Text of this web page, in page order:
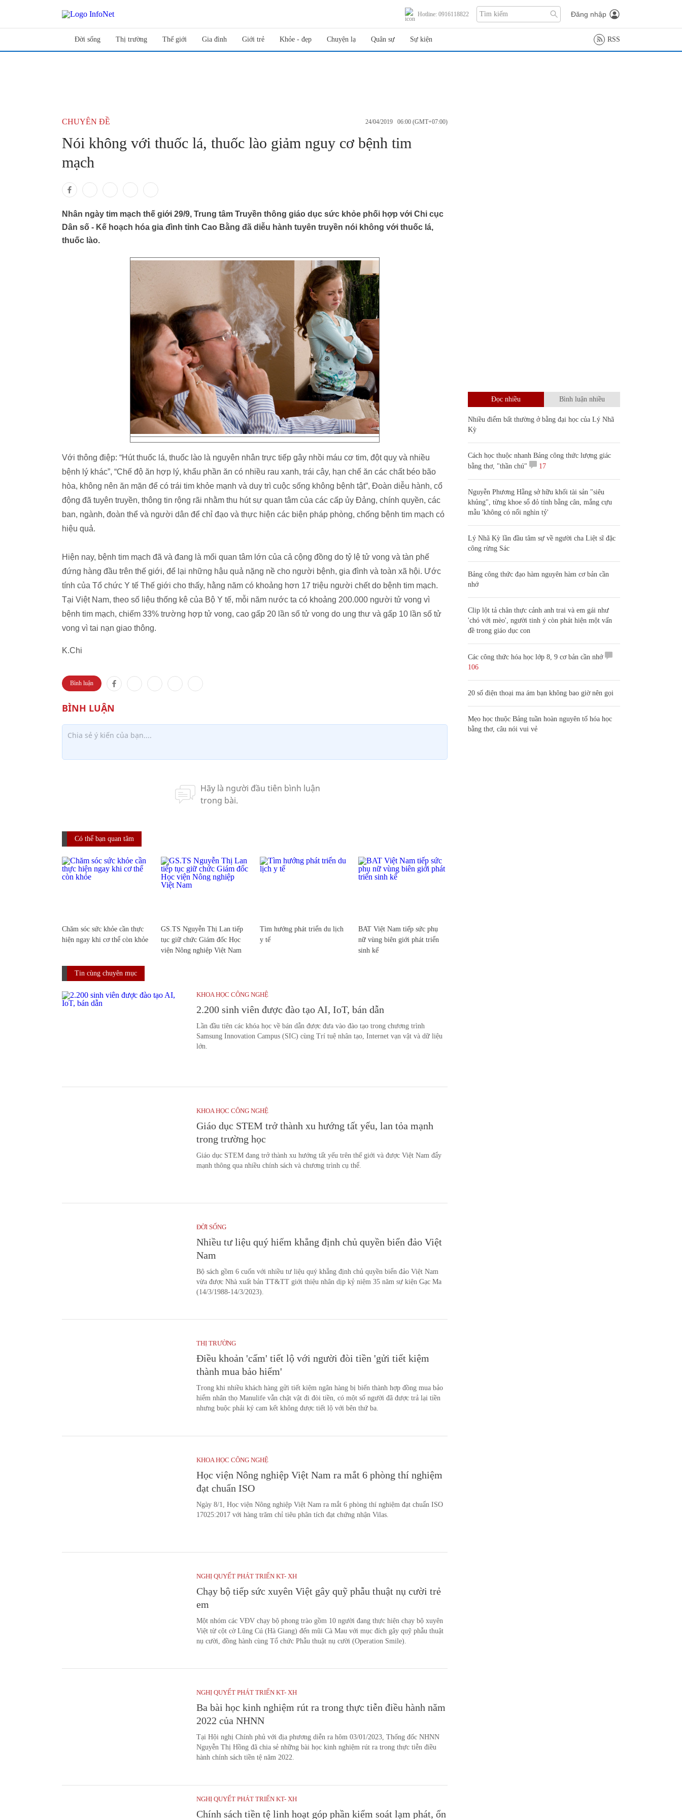
Hotline: 0916118822 Đăng nhập
Đời sống Thị trường Thế giới Gia đình Giới trẻ Khỏe - đẹp Chuyện lạ Quân sự Sự kiện RSS
CHUYÊN ĐỀ 24/04/2019 06:00 (GMT+07:00)
Nói không với thuốc lá, thuốc lào giảm nguy cơ bệnh tim
mạch
Nhân ngày tim mạch thế giới 29/9, Trung tâm Truyền thông giáo dục sức khỏe phối hợp với Chi cục
Dân số - Kế hoạch hóa gia đình tỉnh Cao Bằng đã diễu hành tuyên truyền nói không với thuốc lá,
thuốc lào.
Với thông điệp: “Hút thuốc lá, thuốc lào là nguyên nhân trực tiếp gây nhồi máu cơ tim, đột quỵ và nhiều
bệnh lý khác”, “Chế độ ăn hợp lý, khẩu phần ăn có nhiều rau xanh, trái cây, hạn chế ăn các chất béo bão
hòa, không nên ăn mặn để có trái tim khỏe mạnh và duy trì cuộc sống không bệnh tật”, Đoàn diễu hành, cổ
động đã tuyên truyền, thông tin rộng rãi nhằm thu hút sự quan tâm của các cấp ủy Đảng, chính quyền, các
ban, ngành, đoàn thể và người dân để chỉ đạo và thực hiện các biện pháp phòng, chống bệnh tim mạch có
hiệu quả.
Hiện nay, bệnh tim mạch đã và đang là mối quan tâm lớn của cả cộng đồng do tỷ lệ tử vong và tàn phế
đứng hàng đầu trên thế giới, để lại những hậu quả nặng nề cho người bệnh, gia đình và toàn xã hội. Ước
tính của Tổ chức Y tế Thế giới cho thấy, hằng năm có khoảng hơn 17 triệu người chết do bệnh tim mạch.
Tại Việt Nam, theo số liệu thống kê của Bộ Y tế, mỗi năm nước ta có khoảng 200.000 người tử vong vì
bệnh tim mạch, chiếm 33% trường hợp tử vong, cao gấp 20 lần số tử vong do ung thư và gấp 10 lần số tử
vong vì tai nạn giao thông.
K.Chi
Bình luận
Có thể bạn quan tâm
Chăm sóc sức khỏe cần thực
hiện ngay khi cơ thể còn khỏe
GS.TS Nguyễn Thị Lan tiếp
tục giữ chức Giám đốc Học
viện Nông nghiệp Việt Nam
Tìm hướng phát triển du lịch
y tế
BAT Việt Nam tiếp sức phụ
nữ vùng biên giới phát triển
sinh kế
Tin cùng chuyên mục
KHOA HỌC CÔNG NGHỆ
2.200 sinh viên được đào tạo AI, IoT, bán dẫn
Lần đầu tiên các khóa học về bán dẫn được đưa vào đào tạo trong chương trình
Samsung Innovation Campus (SIC) cùng Trí tuệ nhân tạo, Internet vạn vật và dữ liệu
lớn.
KHOA HỌC CÔNG NGHỆ
Giáo dục STEM trở thành xu hướng tất yếu, lan tỏa mạnh
trong trường học
Giáo dục STEM đang trở thành xu hướng tất yếu trên thế giới và được Việt Nam đẩy
mạnh thông qua nhiều chính sách và chương trình cụ thể.
ĐỜI SỐNG
Nhiều tư liệu quý hiếm khẳng định chủ quyền biển đảo Việt
Nam
Bộ sách gồm 6 cuốn với nhiều tư liệu quý khẳng định chủ quyền biển đảo Việt Nam
vừa được Nhà xuất bản TT&TT giới thiệu nhân dịp kỷ niệm 35 năm sự kiện Gạc Ma
(14/3/1988-14/3/2023).
THỊ TRƯỜNG
Điều khoản 'cấm' tiết lộ với người đòi tiền 'gửi tiết kiệm
thành mua bảo hiểm'
Trong khi nhiều khách hàng gửi tiết kiệm ngân hàng bị biến thành hợp đồng mua bảo
hiểm nhân thọ Manulife vẫn chật vật đi đòi tiền, có một số người đã được trả lại tiền
nhưng buộc phải ký cam kết không được tiết lộ với bên thứ ba.
KHOA HỌC CÔNG NGHỆ
Học viện Nông nghiệp Việt Nam ra mắt 6 phòng thí nghiệm
đạt chuẩn ISO
Ngày 8/1, Học viện Nông nghiệp Việt Nam ra mắt 6 phòng thí nghiệm đạt chuẩn ISO
17025:2017 với hàng trăm chỉ tiêu phân tích đạt chứng nhận Vilas.
NGHỊ QUYẾT PHÁT TRIỂN KT- XH
Chạy bộ tiếp sức xuyên Việt gây quỹ phẫu thuật nụ cười trẻ
em
Một nhóm các VĐV chạy bộ phong trào gồm 10 người đang thực hiện chạy bộ xuyên
Việt từ cột cờ Lũng Cú (Hà Giang) đến mũi Cà Mau với mục đích gây quỹ phẫu thuật
nụ cười, đồng hành cùng Tổ chức Phẫu thuật nụ cười (Operation Smile).
NGHỊ QUYẾT PHÁT TRIỂN KT- XH
Ba bài học kinh nghiệm rút ra trong thực tiễn điều hành năm
2022 của NHNN
Tại Hội nghị Chính phủ với địa phương diễn ra hôm 03/01/2023, Thống đốc NHNN
Nguyễn Thị Hồng đã chia sẻ những bài học kinh nghiệm rút ra trong thực tiễn điều
hành chính sách tiền tệ năm 2022.
NGHỊ QUYẾT PHÁT TRIỂN KT- XH
Chính sách tiền tệ linh hoạt góp phần kiểm soát lạm phát, ổn
Đọc nhiều Bình luận nhiều
Nhiều điểm bất thường ở bằng đại học của Lý Nhã
Kỳ
Cách học thuộc nhanh Bảng công thức lượng giác
bằng thơ, "thần chú"
17
Nguyễn Phương Hằng sở hữu khối tài sản "siêu
khủng", từng khoe sổ đỏ tính bằng cân, mắng cựu
mẫu 'không có nổi nghìn tỷ'
Lý Nhã Kỳ lần đầu tâm sự về người cha Liệt sĩ đặc
công rừng Sác
Bảng công thức đạo hàm nguyên hàm cơ bản cần
nhớ
Clip lột tả chân thực cảnh anh trai và em gái như
'chó với mèo', người tinh ý còn phát hiện một vấn
đề trong giáo dục con
Các công thức hóa học lớp 8, 9 cơ bản cần nhớ
106
20 số điện thoại ma ám bạn không bao giờ nên gọi
Mẹo học thuộc Bảng tuần hoàn nguyên tố hóa học
bằng thơ, câu nói vui vẻ